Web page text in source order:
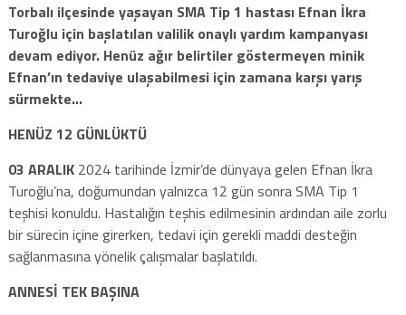
Torbalı ilçesinde yaşayan SMA Tip 1 hastası Efnan İkra
Turoğlu için başlatılan valilik onaylı yardım kampanyası
devam ediyor. Henüz ağır belirtiler göstermeyen minik
Efnan’ın tedaviye ulaşabilmesi için zamana karşı yarış
sürmekte…
HENÜZ 12 GÜNLÜKTÜ
03 ARALIK2024 tarihinde İzmir’de dünyaya gelen Efnan İkra
Turoğlu’na, doğumundan yalnızca 12 gün sonra SMA Tip 1
teşhisi konuldu. Hastalığın teşhis edilmesinin ardından aile zorlu
bir sürecin içine girerken, tedavi için gerekli maddi desteğin
sağlanmasına yönelik çalışmalar başlatıldı.
ANNESİ TEK BAŞINA